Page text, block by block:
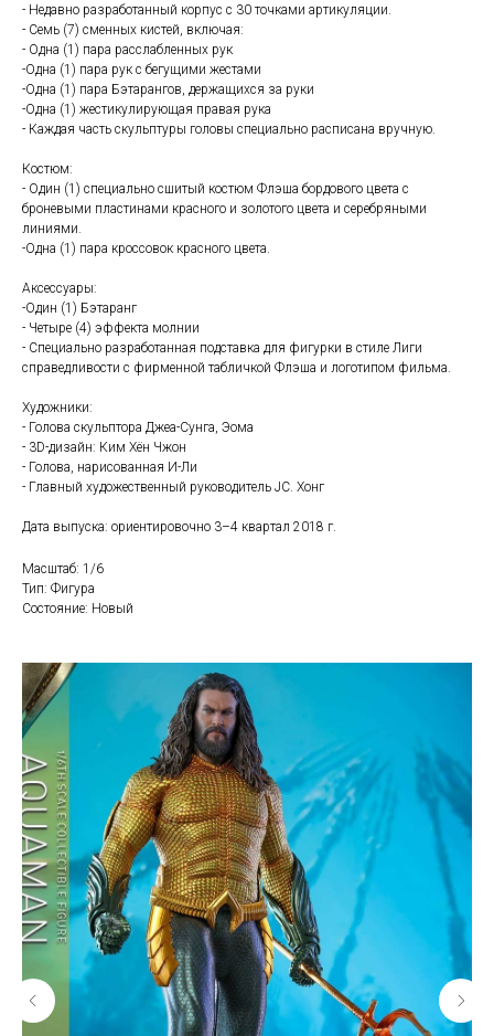
- Недавно разработанный корпус с 30 точками артикуляции.
- Семь (7) сменных кистей, включая:
- Одна (1) пара расслабленных рук
-Одна (1) пара рук с бегущими жестами
-Одна (1) пара Бэтарангов, держащихся за руки
-Одна (1) жестикулирующая правая рука
- Каждая часть скульптуры головы специально расписана вручную.
Костюм:
- Один (1) специально сшитый костюм Флэша бордового цвета с
броневыми пластинами красного и золотого цвета и серебряными
линиями.
-Одна (1) пара кроссовок красного цвета.
Аксессуары:
-Один (1) Бэтаранг
- Четыре (4) эффекта молнии
- Специально разработанная подставка для фигурки в стиле Лиги
справедливости с фирменной табличкой Флэша и логотипом фильма.
Художники:
- Голова скульптора Джеа-Сунга, Эома
- 3D-дизайн: Ким Хён Чжон
- Голова, нарисованная И-Ли
- Главный художественный руководитель JC. Хонг
Дата выпуска: ориентировочно 3–4 квартал 2018 г.
Масштаб: 1/6
Тип: Фигура
Состояние: Новый